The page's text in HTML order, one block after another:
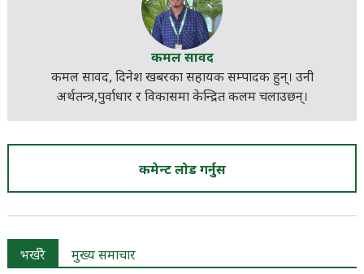
कमल सावद
कमल सावद, दिनेश खबरकासहायक सम्पादकहुन्। उनी
अर्थतन्त्र,पुर्वाधार र विकासमा केन्द्रित कलम चलाउछन्।
कमेन्ट लोड गर्नुस
भर्खरै मुख्य समाचार